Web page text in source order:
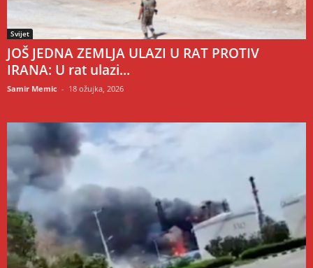
Svijet
JOŠ JEDNA ZEMLJA ULAZI U RAT PROTIV
IRANA: U rat ulazi...
Samir Memic - 18 ožujka, 2026